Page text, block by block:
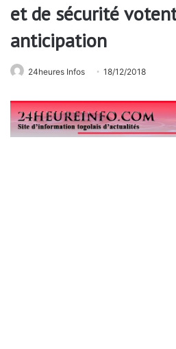
et de sécurité
anticipation
24heures Infos 18/12/2018